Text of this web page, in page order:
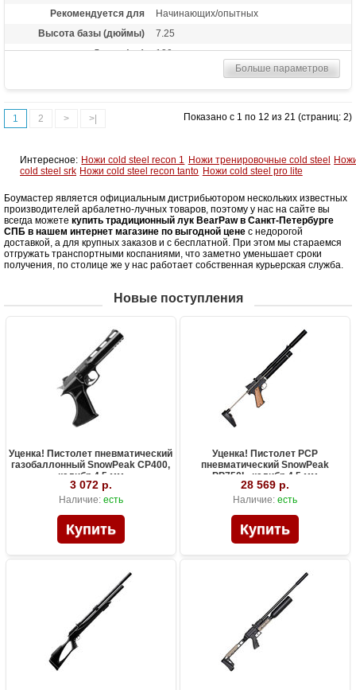
Рекомендуется для
Начинающих/опытных
Высота базы (дюймы)
7.25
Длина (см)
130
рог, фиберглас, кожа
Назначение
Развлечение, охота
Особенности
Одинаково пригоден как для правшей,
Больше параметров
1 2 > >| Показано с 1 по 12 из 21 (страниц: 2)
Интересное: Ножи cold steel recon 1 Ножи тренировочные cold steel
cold steel srk Ножи cold steel recon tanto Ножи cold steel pro lite
Боумастер является официальным дистрибьютором нескольких известных
производителей арбалетно-лучных товаров, поэтому у нас на сайте вы
всегда можете купить традиционный лук BearPaw в Санкт-Петербурге
СПБ в нашем интернет магазине по выгодной цене с недорогой
доставкой, а для крупных заказов и с бесплатной. При этом мы стараемся
отгружать транспортными коспаниями, что заметно уменьшает сроки
получения, по столице же у нас работает собственная курьерская служба.
Новые поступления
Уценка! Пистолет пневматический
газобаллонный SnowPeak CP400,
калибр 4.5 мм
3 072 р.
Наличие: есть
Уценка! Пистолет PCP
пневматический SnowPeak
PP750L, калибр 4.5 мм
28 569 р.
Наличие: есть